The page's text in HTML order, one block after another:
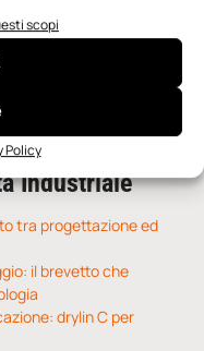
scopi
Policy
sensori per i
da una pinza all’altra
Industriale
tra progettazione ed
il brevetto che
drylin C per